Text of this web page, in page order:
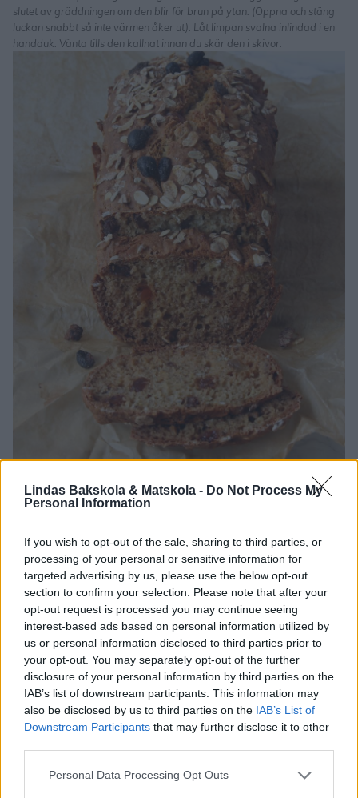
Lindas Bakskola & Matskola - Do Not Process My
Personal Information
If you wish to opt-out of the sale, sharing to third parties, or
processing of your personal or sensitive information for
targeted advertising by us, please use the below opt-out
section to confirm your selection. Please note that after your
opt-out request is processed you may continue seeing
interest-based ads based on personal information utilized by
us or personal information disclosed to third parties prior to
your opt-out. You may separately opt-out of the further
disclosure of your personal information by third parties on the
IAB’s list of downstream participants. This information may
also be disclosed by us to third parties on the IAB’s List of
Downstream Participants that may further disclose it to other
Personal Data Processing Opt Outs
slutet av gräddningen om den blir för brun på ytan. (Öppna och stäng
luckan snabbt så inte värmen åker ut). Låt limpan svalna inlindad i en
handduk. Vänta tills den kallnat innan du skär den i skivor.